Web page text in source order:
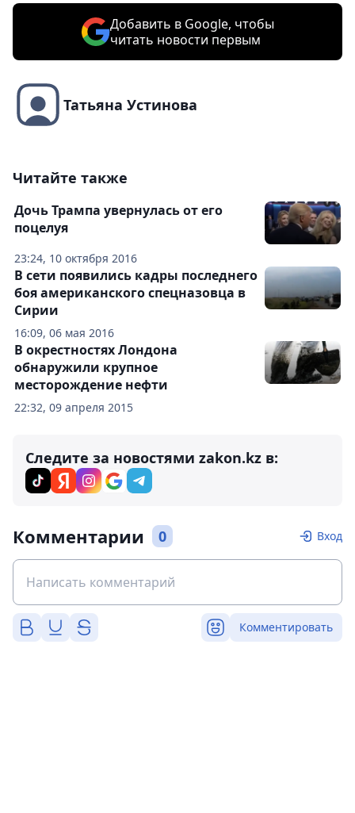
Добавить в Google, чтобы
читать новости первым
Татьяна Устинова
Читайте также
23:24, 10 октября 2016
Дочь Трампа увернулась от его
поцелуя
16:09, 06 мая 2016
В сети появились кадры последнего
боя американского спецназовца в
Сирии
22:32, 09 апреля 2015
В окрестностях Лондона
обнаружили крупное
месторождение нефти
Следите за новостями zakon.kz в:
Комментарии 0 Вход
Комментировать